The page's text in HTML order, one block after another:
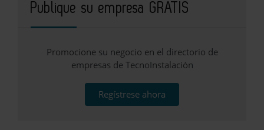
Publique su empresa GRATIS
Promocione su negocio en el directorio de
empresas de TecnoInstalación
Regístrese ahora